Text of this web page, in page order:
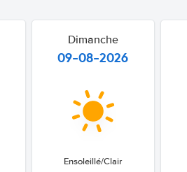
Dimanche
09-08-2026
Ensoleillé/Clair